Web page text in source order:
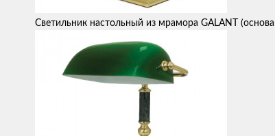
Светильник настольный из мрамора GALANT